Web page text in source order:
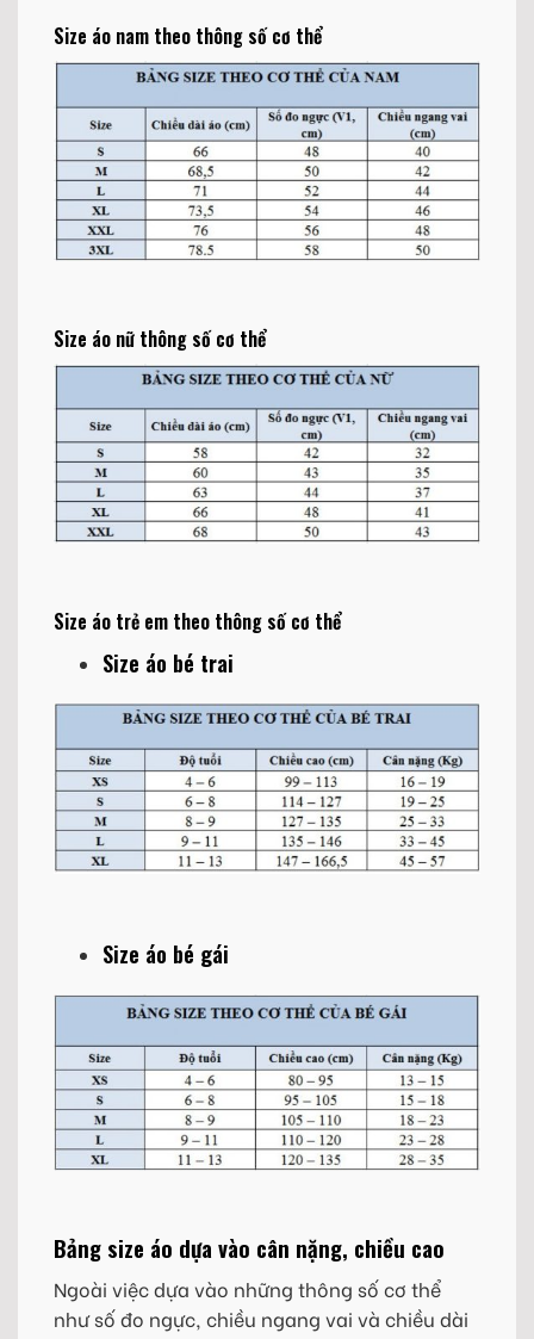
Size áo nam theo thông số cơ thể
Size áo nữ thông số cơ thể
Size áo trẻ em theo thông số cơ thể
Size áo bé trai
Size áo bé gái
Bảng size áo dựa vào cân nặng, chiều cao
Ngoài việc dựa vào những thông số cơ thể
như số đo ngực, chiều ngang vai và chiều dài